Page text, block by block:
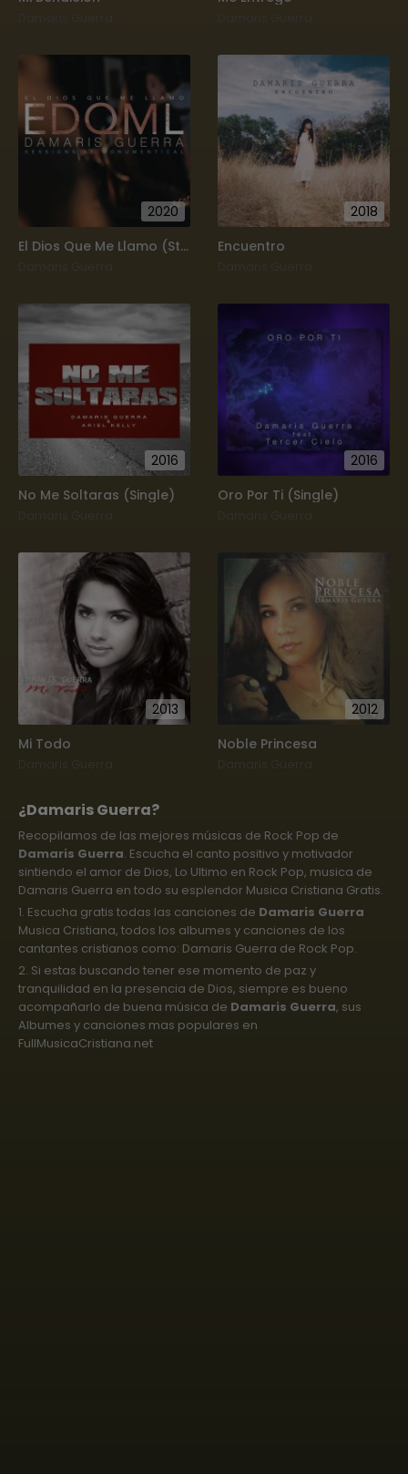
2020
El Dios Que Me Llamo (Studio Session)
2018
Encuentro
2016
No Me Soltaras (Single)
2016
Oro Por Ti (Single)
2013
Mi Todo
Damaris Guerra
2012
Noble Princesa
Damaris Guerra
¿Damaris Guerra?
Recopilamos de las mejores músicas de Rock Pop de
Damaris Guerra. Escucha el canto positivo y motivador
sintiendo el amor de Dios, Lo Ultimo en Rock Pop, musica de
Damaris Guerra en todo su esplendor Musica Cristiana Gratis.
1. Escucha gratis todas las canciones de Damaris Guerra
Musica Cristiana, todos los albumes y canciones de los
cantantes cristianos como: Damaris Guerra de Rock Pop.
2. Si estas buscando tener ese momento de paz y
tranquilidad en la presencia de Dios, siempre es bueno
acompañarlo de buena música de Damaris Guerra, sus
Albumes y canciones mas populares en
FullMusicaCristiana.net